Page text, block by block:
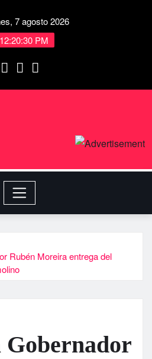
7 agosto 2026
12:20:31 PM
Rubén Moreira entrega del
Gobernador